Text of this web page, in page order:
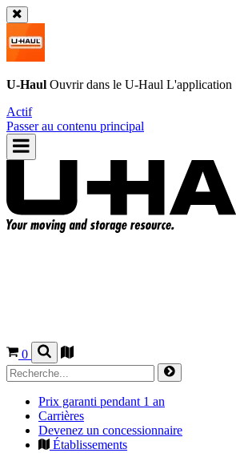
U-Haul Ouvrir dans le U-Haul L'application
Actif
Passer au contenu principal
0
Prix garanti pendant 1 an
Carrières
Devenez un concessionnaire
Établissements